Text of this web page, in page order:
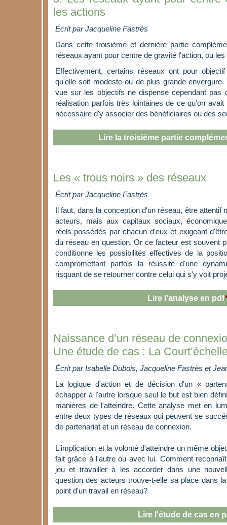
les actions
Écrit parJacqueline Fastrès
Dans cette troisième et dernière partie
réseaux ayant pour centre de gravité l'action, ou
Effectivement, certains réseaux ont pour
qu'elle soit modeste ou de plus grande
vue sur les objectifs ne dispense cependant pas
réalisation parfois très lointaines de ce qu'on
nécessaire d'y associer des bénéficiaires ou des
Lire la troisième partie
Les « trous noirs » des réseaux
Écrit parJacqueline Fastrès
Il faut, dans la conception d'un réseau, être attentif
acteurs, mais aux capitaux sociaux,
réels possédés par chacun d'eux et exigeant
du réseau en question. Or ce facteur est souvent
conditionne les possibilités effectives de la
compromettant parfois la réussite d'une
risquant de se retourner contre celui qui s'y voit
Lire l'analyse en pdf*
Naissance d’un réseau de
Une étude de cas : La
Écrit parIsabelle Dubois, Jacqueline Fastrès et
La logique d'action et de décision d'un «
échapper à l'autre lorsque seul le but est bien
manières de l'atteindre. Cette analyse met en
entre deux types de réseaux qui peuvent se
de partenariat et un réseau de connexion.
L'implication et la volonté d'atteindre un même
fait grâce à l'autre ou avec lui. Comment
jeu et travailler à les accorder dans une
question des acteurs trouve-t-elle sa place dans
point d'un travail en réseau?
Lire l'étude de cas en